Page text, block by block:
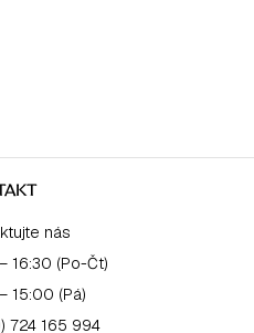
nás
16:30 (Po-Čt)
15:00 (Pá)
724 165 994